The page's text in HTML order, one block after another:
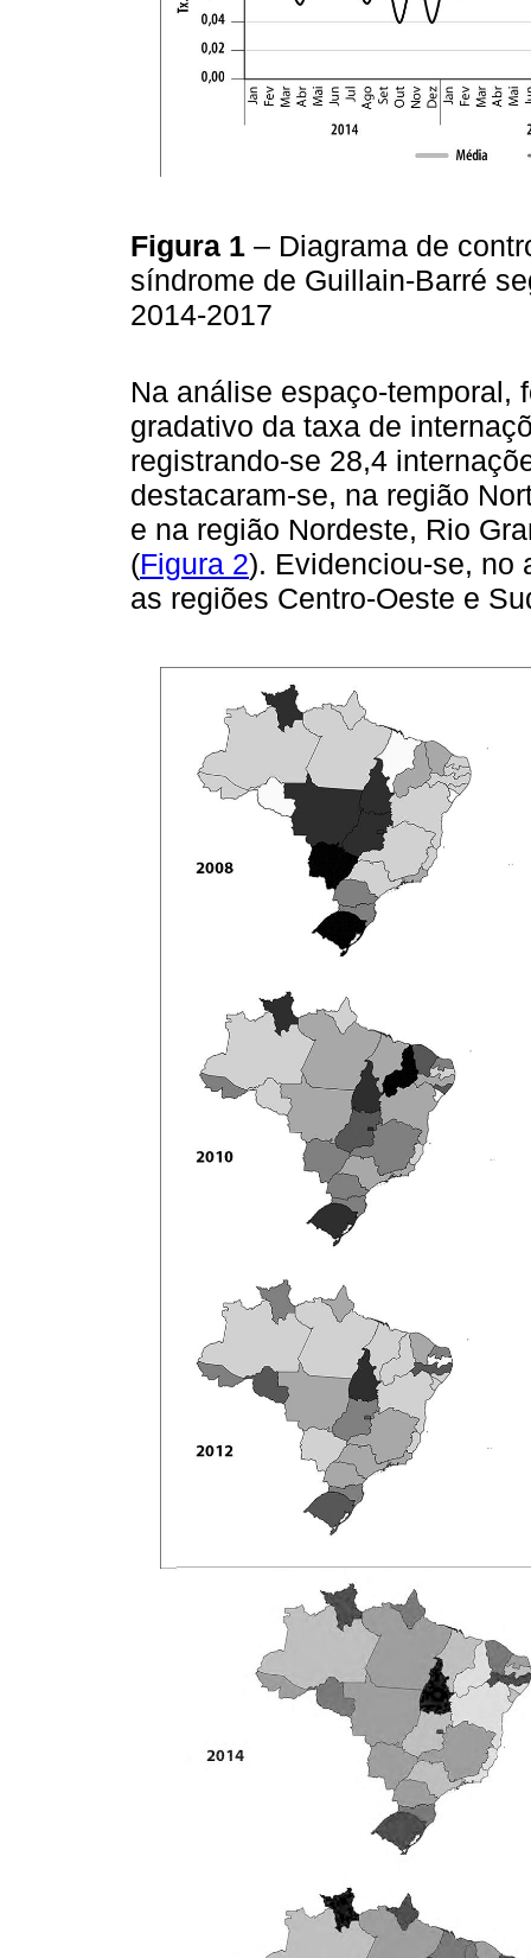
Figura 1 – Diagrama de
síndrome de Guillain-Barré
2014-2017
Na análise espaço-temporal,
gradativo da taxa de
registrando-se 28,4
destacaram-se, na região
e na região Nordeste, Rio
(Figura 2). Evidenciou-se, no
as regiões Centro-Oeste e